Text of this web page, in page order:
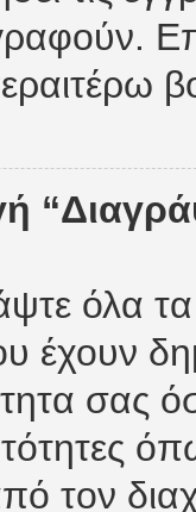
όλα
έχουν
σας
τον